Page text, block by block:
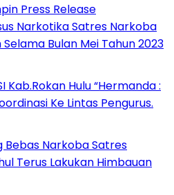
Press Release
Narkotika Satres Narkoba
Bulan Mei Tahun 2023
Kab.Rokan Hulu “Hermanda :
Ke Lintas Pengurus.
Narkoba Satres
Terus Lakukan Himbauan